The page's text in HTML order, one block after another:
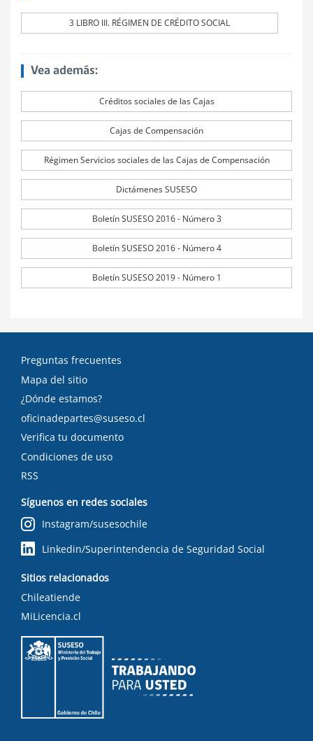
3 LIBRO III. RÉGIMEN DE CRÉDITO SOCIAL
Vea además:
Créditos sociales de las Cajas
Cajas de Compensación
Régimen Servicios sociales de las Cajas de Compensación
Dictámenes SUSESO
Boletín SUSESO 2016 - Número 3
Boletín SUSESO 2016 - Número 4
Boletín SUSESO 2019 - Número 1
Preguntas frecuentes
Mapa del sitio
¿Dónde estamos?
oficinadepartes@suseso.cl
Verifica tu documento
Condiciones de uso
RSS
Síguenos en redes sociales
Instagram/susesochile
Linkedin/Superintendencia de Seguridad Social
Sitios relacionados
Chileatiende
MiLicencia.cl